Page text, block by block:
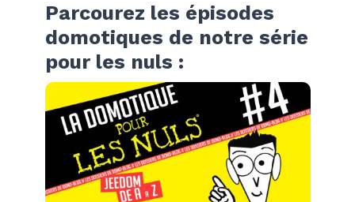
Parcourez les épisodes
domotiques de notre série
pour les nuls :